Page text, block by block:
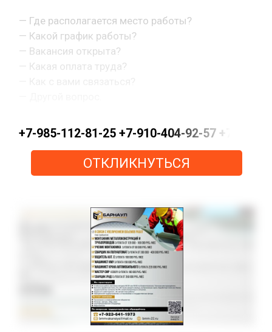
— Где располагается место работы?
— Какой график работы?
— Вакансия открыта?
— Какая оплата труда?
+7-985-112-81-25 +7-910-404-92-57 +7-915-
ОТКЛИКНУТЬСЯ